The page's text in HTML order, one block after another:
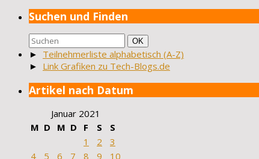
Suchen und Finden
Suchen
nach:
Suchen
OK
► Teilnehmerliste alphabetisch (A-Z)
► Link Grafiken zu Tech-Blogs.de
Artikel nach Datum
Januar 2021
M D M D F S
S
1
2
3
4
5 6 7 8 9
10